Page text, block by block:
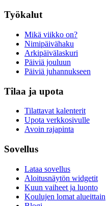
Työkalut
Mikä viikko on?
Nimipäivähaku
Arkipäivälaskuri
Päiviä jouluun
Päiviä juhannukseen
Tilaa ja upota
Tilattavat kalenterit
Upota verkkosivulle
Avoin rajapinta
Sovellus
Lataa sovellus
Aloitusnäytön widgetit
Kuun vaiheet ja luonto
Koulujen lomat alueittain